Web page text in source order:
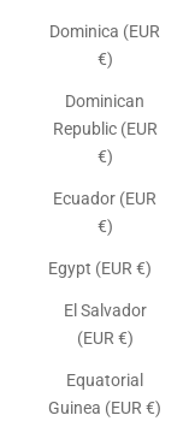
Dominica (EUR
€)
Dominican
Republic (EUR
€)
Ecuador (EUR
€)
Egypt (EUR €)
El Salvador
(EUR €)
Equatorial
Guinea (EUR €)